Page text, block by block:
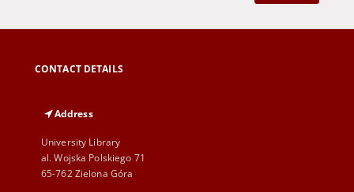
CONTACT DETAILS
Address
University Library
al. Wojska Polskiego 71
65-762 Zielona Góra